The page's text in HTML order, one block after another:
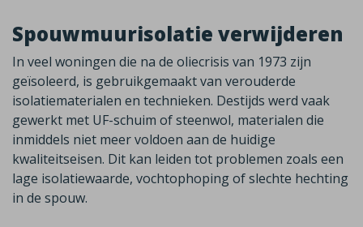
Spouwmuurisolatie verwijderen
In veel woningen die na de oliecrisis van 1973 zijn
geïsoleerd, is gebruikgemaakt van verouderde
isolatiematerialen en technieken. Destijds werd vaak
gewerkt met UF-schuim of steenwol, materialen die
inmiddels niet meer voldoen aan de huidige
kwaliteitseisen. Dit kan leiden tot problemen zoals een
lage isolatiewaarde, vochtophoping of slechte hechting
in de spouw.